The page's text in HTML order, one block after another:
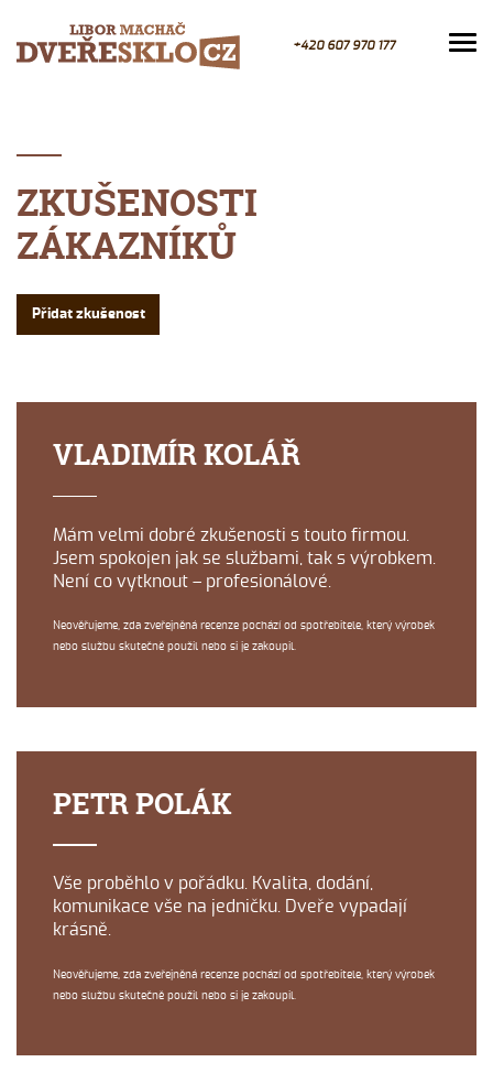
+420 607 970 177
ZKUŠENOSTI
ZÁKAZNÍKŮ
Přidat zkušenost
VLADIMÍR KOLÁŘ
Mám velmi dobré zkušenosti s touto firmou.
Jsem spokojen jak se službami, tak s výrobkem.
Není co vytknout – profesionálové.
Neověřujeme, zda zveřejněná recenze pochází od spotřebitele, který výrobek
nebo službu skutečně použil nebo si je zakoupil.
PETR POLÁK
Vše proběhlo v pořádku. Kvalita, dodání,
komunikace vše na jedničku. Dveře vypadají
krásně.
Neověřujeme, zda zveřejněná recenze pochází od spotřebitele, který výrobek
nebo službu skutečně použil nebo si je zakoupil.